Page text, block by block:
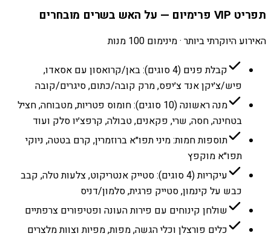
תפריט VIP פרימיום — על האש בשרים מובחרים
האירוע היוקרתי ביותר · מינימום 100 מנות
קבלת פנים (4 סוגים): באן/קרואסון עם אסאדו,
פיש/צ׳יקן אנד צ׳יפס, מרק קובה/כתום, סיגרים/קובה
מנה ראשונה (10 סוגים): חומוס פטריות, מטבוחה, חציל
בטחינה, חסה, שרי, פקאנים, טבולה, קרפצ׳יו סלק ועוד
תוספות חמות: מיני תפו״א ברוזמרין, קרם בטטה, ניוקי
תפו״א מוקפץ
עיקריות (4 סוגים): סטייק אנטריקוט, צלעות טלה, קבב
כבש על קינמון, סטייק פרגית, סלמון/דניס
שולחן קינוחים עם פירות העונה ופטיפורים צרפתיים
כלים פורצלן וכלי הגשה, מפות, מפיות וצוות מלצרים